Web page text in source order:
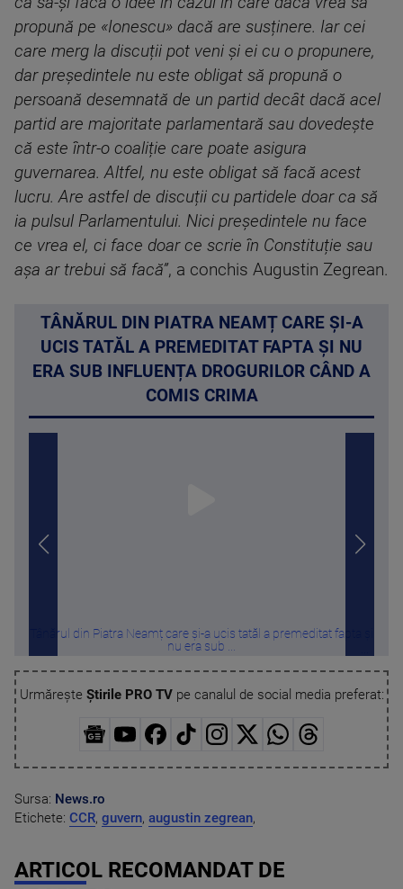
propună pe «Ionescu» dacă are susținere. Iar cei
care merg la discuții pot veni și ei cu o propunere,
dar președintele nu este obligat să propună o
persoană desemnată de un partid decât dacă acel
partid are majoritate parlamentară sau dovedește
că este într-o coaliție care poate asigura
guvernarea. Altfel, nu este obligat să facă acest
lucru. Are astfel de discuții cu partidele doar ca să
ia pulsul Parlamentului. Nici președintele nu face
ce vrea el, ci face doar ce scrie în Constituție sau
așa ar trebui să facă”, a conchis Augustin Zegrean.
TÂNĂRUL DIN PIATRA NEAMȚ CARE ȘI-A
UCIS TATĂL A PREMEDITAT FAPTA ȘI NU
ERA SUB INFLUENȚA DROGURILOR CÂND A
COMIS CRIMA
Tânărul din Piatra Neamț care și-a ucis tatăl a premeditat fapta și
nu era sub ...
Urmărește Știrile PRO TVpe canalul de social media preferat:
Sursa: News.ro
Etichete: CCR, guvern, augustin zegrean,
ARTICOL RECOMANDAT DE